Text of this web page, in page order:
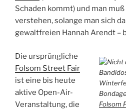
Schaden kommt) und man
verstehen, solange man sich
gewaltfreien Hannah Arendt –
Die ursprüngliche
Folsom Street Fair
ist eine bis heute
aktive Open-Air-
Veranstaltung, die